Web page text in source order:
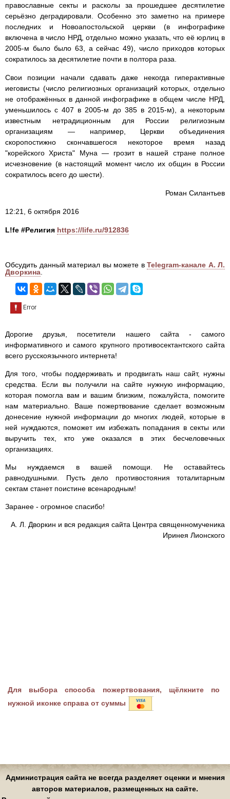
православные секты и расколы за прошедшее десятилетие
серьёзно деградировали. Особенно это заметно на примере
последних и Новоапостольской церкви (в инфографике
включена в число НРД, отдельно можно указать, что её юрлиц в
2005-м было было 63, а сейчас 49), число приходов которых
сократилось за десятилетие почти в полтора раза.
Свои позиции начали сдавать даже некогда гиперактивные
иеговисты (число религиозных организаций которых, отдельно
не отображённых в данной инфографике в общем числе НРД,
уменьшилось с 407 в 2005-м до 385 в 2015-м), а некоторым
известным нетрадиционным для России религиозным
организациям — например, Церкви объединения
скоропостижно скончавшегося некоторое время назад
"корейского Христа" Муна — грозит в нашей стране полное
исчезновение (в настоящий момент число их общин в России
сократилось всего до шести).
Роман Силантьев
12:21, 6 октября 2016
L!fe #Религия https://life.ru/912836
Обсудить данный материал вы можете в Telegram-канале А. Л.
Дворкина
Дорогие друзья, посетители нашего сайта - самого
информативного и самого крупного противосектантского сайта
всего русскоязычного интернета!
Для того, чтобы поддерживать и продвигать наш сайт, нужны
средства. Если вы получили на сайте нужную информацию,
которая помогла вам и вашим близким, пожалуйста, помогите
нам материально. Ваше пожертвование сделает возможным
донесение нужной информации до многих людей, которые в
ней нуждаются, поможет им избежать попадания в секты или
выручить тех, кто уже оказался в этих бесчеловечных
организациях.
Мы нуждаемся в вашей помощи. Не оставайтесь
равнодушными. Пусть дело противостояния тоталитарным
сектам станет поистине всенародным!
Заранее - огромное спасибо!
А. Л. Дворкин и вся редакция сайта Центра священномученика
Иринея Лионского
Для выбора способа пожертвования, щёлкните по
нужной иконке справа от суммы
Администрация сайта не всегда разделяет оценки и мнения
авторов материалов, размещенных на сайте.